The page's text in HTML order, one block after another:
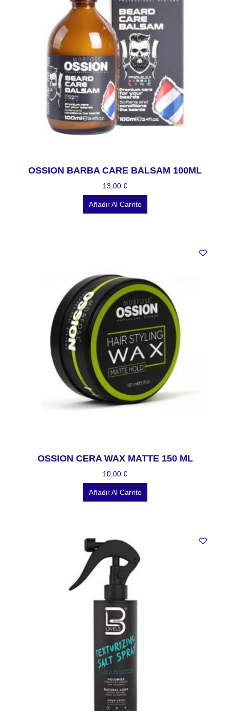
OSSION BARBA CARE BALSAM 100ML
13,00 €
Añadir Al Carrito
OSSION CERA WAX MATTE 150 ML
10,00 €
Añadir Al Carrito